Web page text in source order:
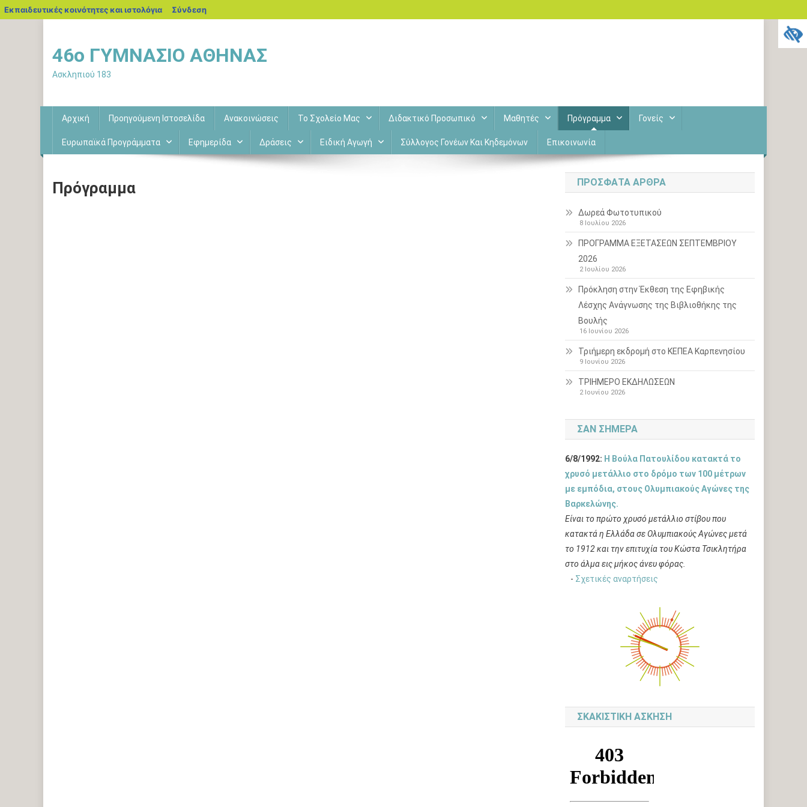
Εκπαιδευτικές κοινότητες και ιστολόγια blogs.sch.gr
Σύνδεση
περιεχόμενο
46o ΓΥΜΝΑΣΙΟ ΑΘΗΝΑΣ
Ασκληπιού 183
Αρχική Προηγούμενη Ιστοσελίδα Ανακοινώσεις Το Σχολείο Μας Διδακτικό Προσωπικό Μαθητές Πρόγραμμα Γονείς
Ευρωπαϊκά Προγράμματα Εφημερίδα Δράσεις Ειδική Αγωγή Σύλλογος Γονέων Και Κηδεμόνων Επικοινωνία
Πρόγραμμα ΠΡΌΣΦΑΤΑ ΆΡΘΡΑ
Δωρεά Φωτοτυπικού
8 Ιουλίου 2026
ΠΡΟΓΡΑΜΜΑ ΕΞΕΤΑΣΕΩΝ ΣΕΠΤΕΜΒΡΙΟΥ
2026
2 Ιουλίου 2026
Πρόκληση στην Έκθεση της Εφηβικής
Λέσχης Ανάγνωσης της Βιβλιοθήκης της
Βουλής
16 Ιουνίου 2026
Τριήμερη εκδρομή στο ΚΕΠΕΑ Καρπενησίου
9 Ιουνίου 2026
ΤΡΙΗΜΕΡΟ ΕΚΔΗΛΩΣΕΩΝ
2 Ιουνίου 2026
ΣΑΝ ΣΉΜΕΡΑ
6/8/1992: Η Βούλα Πατουλίδου κατακτά το
χρυσό μετάλλιο στο δρόμο των 100 μέτρων
με εμπόδια, στους Ολυμπιακούς Αγώνες της
Βαρκελώνης.
Είναι το πρώτο χρυσό μετάλλιο στίβου που
κατακτά η Ελλάδα σε Ολυμπιακούς Αγώνες μετά
το 1912 και την επιτυχία του Κώστα Τσικλητήρα
στο άλμα εις μήκος άνευ φόρας.
- Σχετικές αναρτήσεις
ΣΚΑΚΙΣΤΙΚΉ ΆΣΚΗΣΗ